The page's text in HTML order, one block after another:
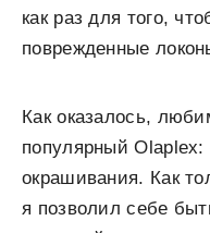
как раз для того,
поврежденные
Как оказалось,
популярный
окрашивания. Как
я позволил себе